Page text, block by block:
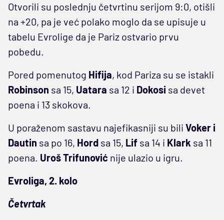
Otvorili su poslednju četvrtinu serijom 9:0, otišli
na +20, pa je već polako moglo da se upisuje u
tabelu Evrolige da je Pariz ostvario prvu
pobedu.
Pored pomenutog Hifija, kod Pariza su se istakli
Robinson sa 15, Uatara sa 12 i Dokosi sa devet
poena i 13 skokova.
U poraženom sastavu najefikasniji su bili Voker i
Dautin sa po 16, Hord sa 15, Lif sa 14 i Klark sa 11
poena. Uroš Trifunović nije ulazio u igru.
Evroliga, 2. kolo
Četvrtak